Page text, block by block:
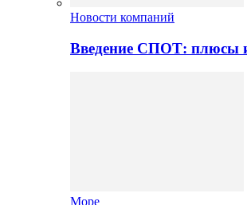
Новости компаний
Введение СПОТ: плюсы
Море